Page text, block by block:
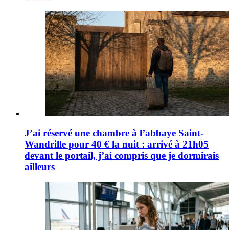
J’ai réservé une chambre à l’abbaye Saint-
Wandrille pour 40 € la nuit : arrivé à 21h05
devant le portail, j’ai compris que je dormirais
ailleurs